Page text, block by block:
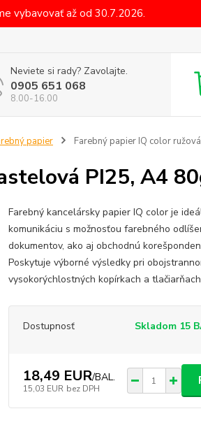
vybavovať až od 30.7.2026.
Neviete si rady? Zavolajte.
0905 651 068
8.00-16.00
papier Farebný papier IQ color
PI25, A4
Farebný kancelársky papier IQ color je
komunikáciu s možnosťou farebného
dokumentov, ako aj obchodnú
Poskytuje výborné výsledky pri
vysokorýchlostných kopírkach a
Dostupnosť Skladom 15
18,49 EUR/BAL.
15,03 EUR bez DPH